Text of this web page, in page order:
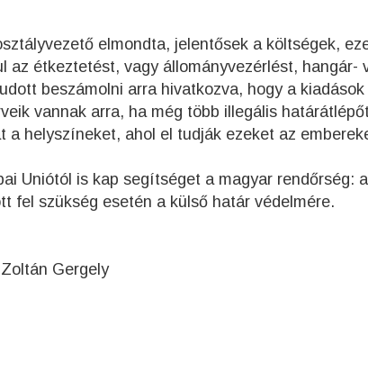
elmondta, jelentősek a költségek,
az étkeztetést, vagy állományvezérlést, hangár-
beszámolni arra hivatkozva, hogy a
vannak arra, ha még több illegális
a helyszíneket, ahol el tudják ezeket az
Uniótól is kap segítséget a magyar rendőrség:
fel szükség esetén a külső határ védelmére.
Gergely